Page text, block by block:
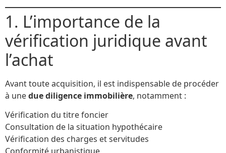
1. L’importance de la
vérification juridique avant
l’achat
Avant toute acquisition, il est indispensable de procéder
à unedue diligence immobilière, notamment :
Vérification du titre foncier
Consultation de la situation hypothécaire
Vérification des charges et servitudes